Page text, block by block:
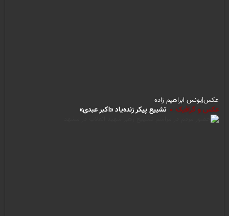
عکس|یونس ابراهیم زاده
عکس و گرافیک تشییع پیکر زنده‌یاد «اکبر عبدی»